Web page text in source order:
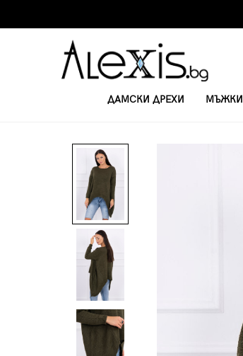
ДАМСКИ ДРЕХИ МЪЖКИ